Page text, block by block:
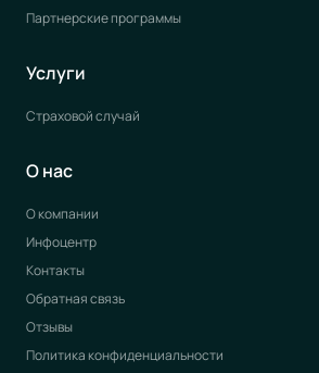
Партнерские программы
Услуги
Страховой случай
О нас
О компании
Инфоцентр
Контакты
Обратная связь
Отзывы
Политика конфиденциальности